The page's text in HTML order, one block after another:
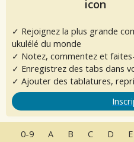
✓ Rejoignez la plus grande
ukulélé du monde
✓ Notez, commentez et
✓ Enregistrez des tabs dans
✓ Ajouter des tablatures,
0-9 A B C D E